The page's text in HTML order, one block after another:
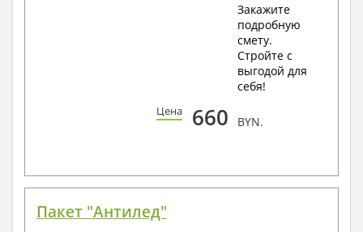
Закажите
подробную
смету.
Стройте с
выгодой для
себя!
Цена 660 BYN.
Пакет "Антилед"